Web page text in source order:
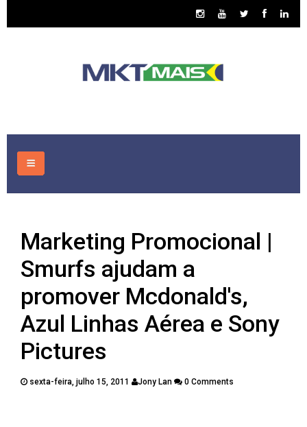
CONSULTORIA
ASSUNTOS
PUBLICAÇÕES
CONTATOS
Marketing Promocional |
Smurfs ajudam a
promover Mcdonald's,
Azul Linhas Aérea e Sony
Pictures
sexta-feira, julho 15, 2011 Jony Lan 0 Comments